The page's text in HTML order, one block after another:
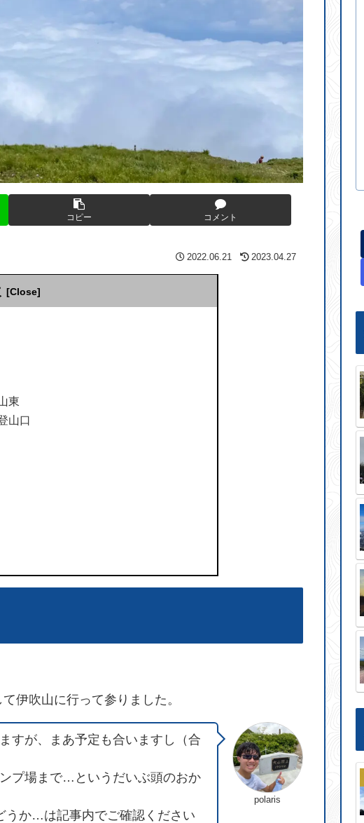
コピー コメント
2022.06.21 2023.04.27
東
山口
伊吹山に行って参りました。
polaris
が、まあ予定も合いますし（合
プ場まで…というだいぶ頭のおか
か…は記事内でご確認ください